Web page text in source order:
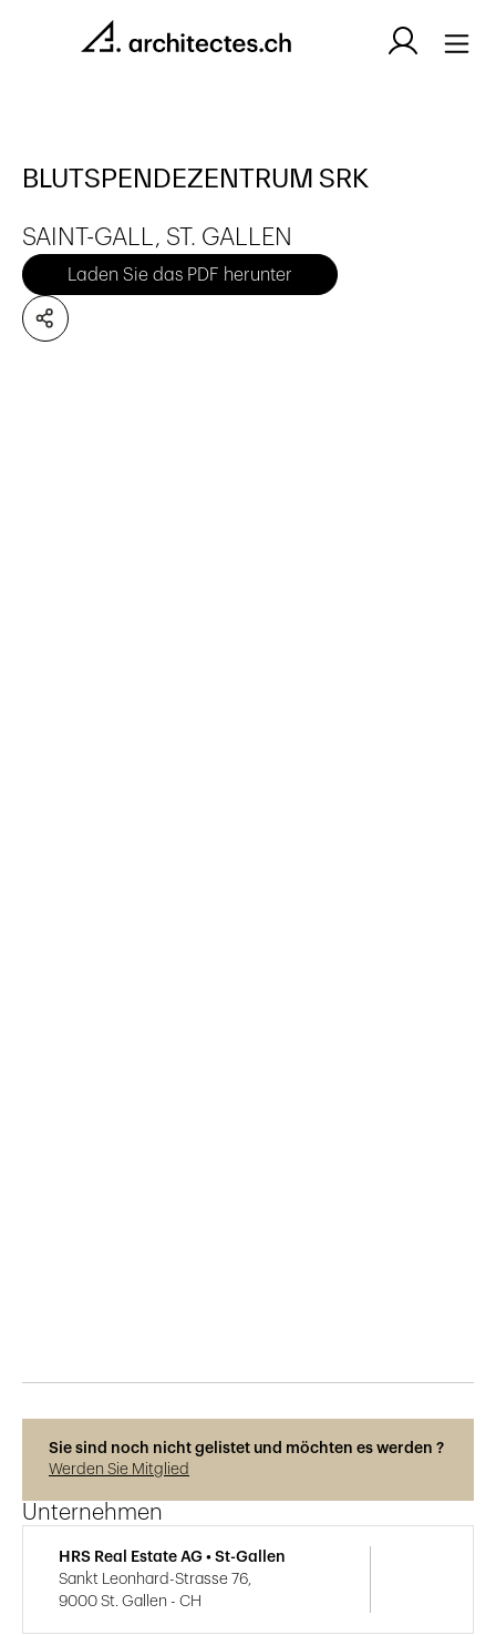
BLUTSPENDEZENTRUM SRK
SAINT-GALL, ST. GALLEN
Laden Sie das PDF herunter
Sie sind noch nicht gelistet und möchten es werden ?
Werden Sie Mitglied
Unternehmen
HRS Real Estate AG • St-Gallen
Sankt Leonhard-Strasse 76,
9000 St. Gallen - CH